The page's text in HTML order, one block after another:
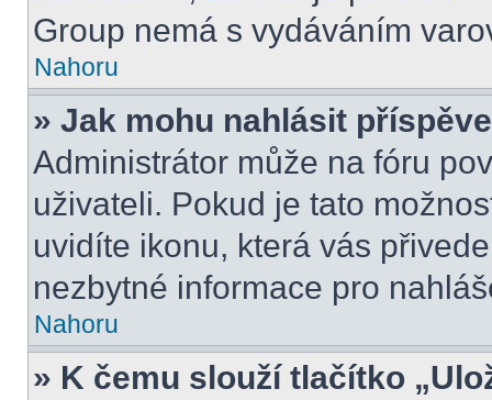
Group nemá s vydáváním
Nahoru
» Jak mohu nahlásit
Administrátor může na fóru
uživateli. Pokud je tato
uvidíte ikonu, která vás
nezbytné informace pro
Nahoru
» K čemu slouží tlačítko